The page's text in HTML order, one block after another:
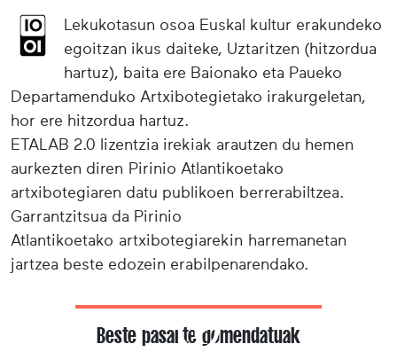
Lekukotasun osoa Euskal kultur erakundeko
egoitzan ikus daiteke, Uztaritzen (hitzordua
hartuz), baita ere Baionako eta Paueko
Departamenduko Artxibotegietako irakurgeletan,
hor ere hitzordua hartuz.
ETALAB 2.0 lizentzia irekiak arautzen du hemen
aurkezten diren Pirinio Atlantikoetako
artxibotegiaren datu publikoen berrerabiltzea.
Garrantzitsua da Pirinio
Atlantikoetako artxibotegiarekin harremanetan
jartzea beste edozein erabilpenarendako.
Beste pasarte gomendatuak